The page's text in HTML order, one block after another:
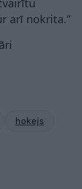
arī nokrita.”
hokejs